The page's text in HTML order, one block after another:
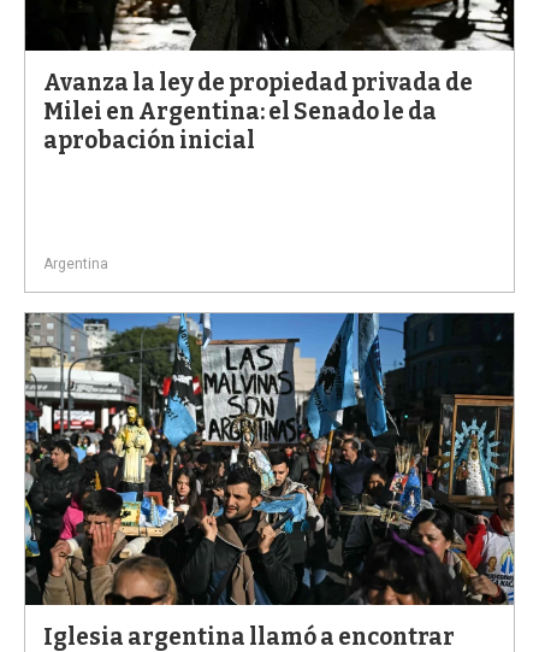
a
Avanza la ley de propiedad privada de
Milei en Argentina: el Senado le da
aprobación inicial
Argentina
Iglesia argentina llamó a encontrar